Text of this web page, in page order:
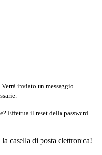
Verrà inviato un messaggio
Effettua il reset della password
casella di posta elettronica!